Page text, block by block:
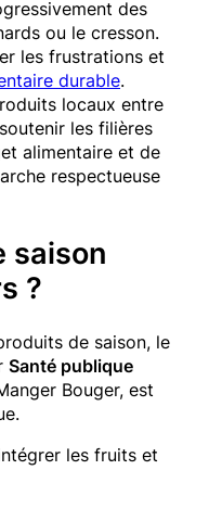
des
ou le cresson.
les frustrations et
durable.
locaux entre
les filières
alimentaire et de
respectueuse
saison
?
de saison, le
Santé publique
Bouger, est
les fruits et